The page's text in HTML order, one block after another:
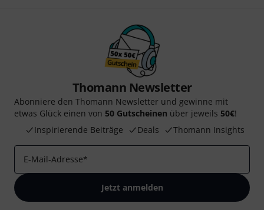
Thomann Newsletter
Abonniere den Thomann Newsletter und gewinne mit
etwas Glück einen von 50 Gutscheinen über jeweils 50€!
Inspirierende Beiträge
Deals Thomann Insights
E-Mail-Adresse*
Jetzt anmelden